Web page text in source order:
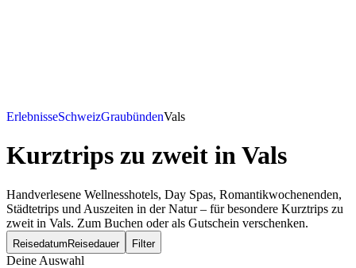
ErlebnisseSchweizGraubündenVals
Kurztrips zu zweit in Vals
Handverlesene Wellnesshotels, Day Spas, Romantikwochenenden,
Städtetrips und Auszeiten in der Natur – für besondere Kurztrips zu
zweit in Vals. Zum Buchen oder als Gutschein verschenken.
Reisedatum Reisedauer Filter
Deine Auswahl